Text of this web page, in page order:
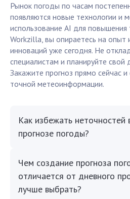
Рынок погоды по часам
появляются новые технологии и
использование AI для повышения
Workzilla, вы опираетесь на опыт
инноваций уже сегодня. Не
специалистам и планируйте свой
Закажите прогноз прямо сейчас
точной метеоинформации.
Как избежать неточностей
прогнозе погоды?
Чем создание прогноза
отличается от дневного
лучше выбрать?